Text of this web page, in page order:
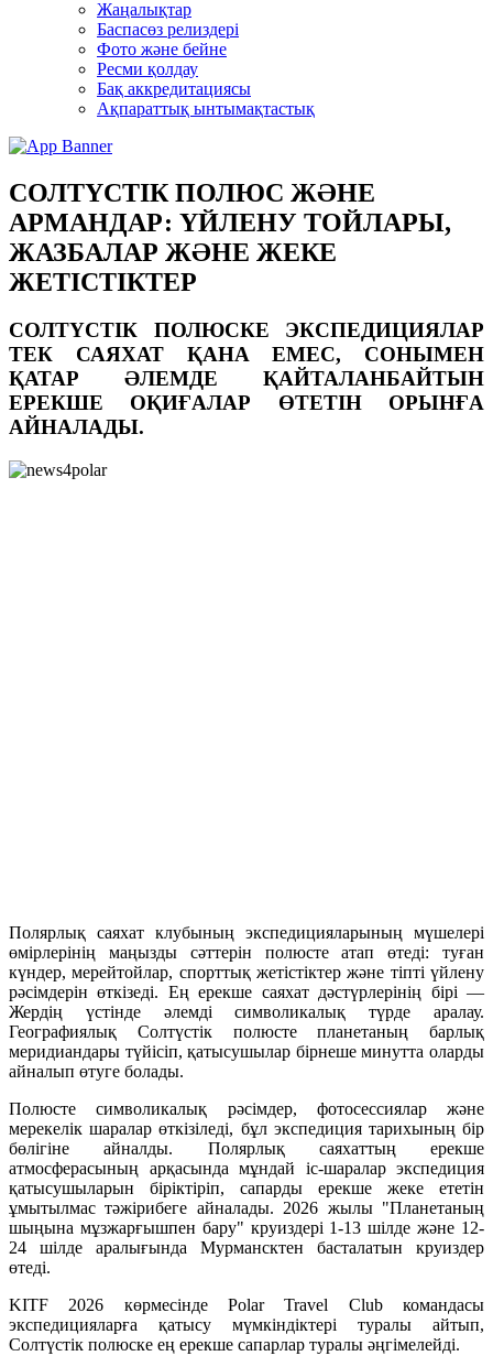
Жаңалықтар
Баспасөз релиздері
Фото және бейне
Ресми қолдау
Бақ аккредитациясы
Ақпараттық ынтымақтастық
СОЛТҮСТІК ПОЛЮС ЖӘНЕ
АРМАНДАР: ҮЙЛЕНУ ТОЙЛАРЫ,
ЖАЗБАЛАР ЖӘНЕ ЖЕКЕ
ЖЕТІСТІКТЕР
СОЛТҮСТІК ПОЛЮСКЕ ЭКСПЕДИЦИЯЛАР
ТЕК САЯХАТ ҚАНА ЕМЕС, СОНЫМЕН
ҚАТАР ӘЛЕМДЕ ҚАЙТАЛАНБАЙТЫН
ЕРЕКШЕ ОҚИҒАЛАР ӨТЕТІН ОРЫНҒА
АЙНАЛАДЫ.
Полярлық саяхат клубының экспедицияларының мүшелері
өмірлерінің маңызды сәттерін полюсте атап өтеді: туған
күндер, мерейтойлар, спорттық жетістіктер және тіпті үйлену
рәсімдерін өткізеді. Ең ерекше саяхат дәстүрлерінің бірі —
Жердің үстінде әлемді символикалық түрде аралау.
Географиялық Солтүстік полюсте планетаның барлық
меридиандары түйісіп, қатысушылар бірнеше минутта оларды
айналып өтуге болады.
Полюсте символикалық рәсімдер, фотосессиялар және
мерекелік шаралар өткізіледі, бұл экспедиция тарихының бір
бөлігіне айналды. Полярлық саяхаттың ерекше
атмосферасының арқасында мұндай іс-шаралар экспедиция
қатысушыларын біріктіріп, сапарды ерекше жеке ететін
ұмытылмас тәжірибеге айналады. 2026 жылы "Планетаның
шыңына мұзжарғышпен бару" круиздері 1-13 шілде және 12-
24 шілде аралығында Мурмансктен басталатын круиздер
өтеді.
KITF 2026 көрмесінде Polar Travel Club командасы
экспедицияларға қатысу мүмкіндіктері туралы айтып,
Солтүстік полюске ең ерекше сапарлар туралы әңгімелейді.